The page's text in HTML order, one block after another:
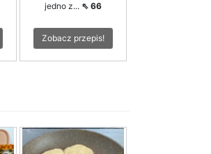
jedno z... ⇖ 66
Zobacz przepis!